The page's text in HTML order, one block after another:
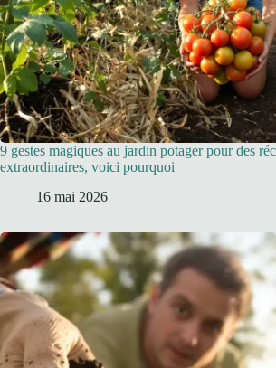
9 gestes magiques au jardin potager pour des
extraordinaires, voici pourquoi
16 mai 2026